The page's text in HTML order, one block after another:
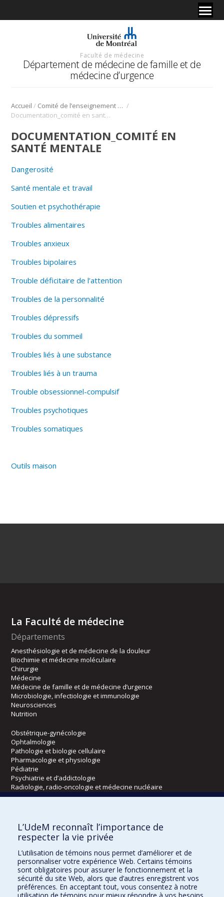
Faculté de médecine
Département de médecine de famille et de
médecine d’urgence
Accueil / Comité de l’enseignement en santé mentale /
Documentation_comité en santé mentale
DOCUMENTATION_COMITÉ EN
SANTÉ MENTALE
Dangerosité
Santé mentale et travail
Soutien et psychothérapie
Troubles alimentaires
Troubles anxieux
Troubles bipolaires
Trouble déficitaire de l’attention
Troubles de la personnalité
Troubles dépressifs
Troubles du sommeil
Troubles liés à une substance
Troubles liés à un trauma
Trouble obsessionnel-compulsif
Troubles psychotiques
Troubles somatiques
Outils maison
La Faculté de médecine
Départements
Anesthésiologie et de médecine de la douleur
Biochimie et médecine moléculaire
Chirurgie
Médecine
Médecine de famille et de médecine d’urgence
Microbiologie, infectiologie et immunologie
Neurosciences
Nutrition
Obstétrique-gynécologie
Ophtalmologie
Pathologie et biologie cellulaire
Pharmacologie et physiologie
Pédiatrie
Psychiatrie et d’addictologie
Radiologie, radio-oncologie et médecine nucléaire
Kinésiologie et des sciences de l’activité physique
Orthophonie et audiologie
Réadaptation
Directions
DPC
L’UdeM reconnaît l’importance de
respecter la vie privée
L’utilisation de témoins nous permet d’améliorer et de
personnaliser votre expérience Web. Certains témoins
sont obligatoires pour assurer le fonctionnement et la
sécurité du site Web, alors que d’autres enregistrent vos
préférences. En acceptant tout, vous consentez à notre
utilisation de témoins pour mieux répondre à vos besoins.